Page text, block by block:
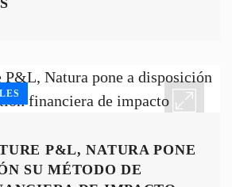
CLIENTES ACTIVOS
P&L, NATURA PONE